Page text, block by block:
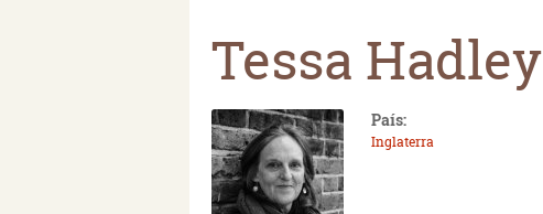
Tessa Hadley
País:
Inglaterra